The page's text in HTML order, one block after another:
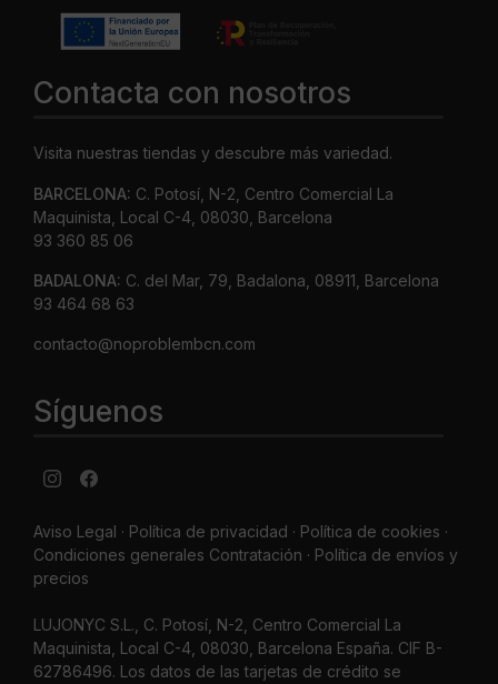
Contacta con nosotros
Visita nuestras tiendas y descubre más variedad.
BARCELONA: C. Potosí, N-2, Centro Comercial La
Maquinista, Local C-4, 08030, Barcelona
93 360 85 06
BADALONA: C. del Mar, 79, Badalona, 08911, Barcelona
93 464 68 63
contacto@noproblembcn.com
Síguenos
Aviso Legal · Política de privacidad · Política de cookies ·
Condiciones generales Contratación · Política de envíos y
precios
LUJONYC S.L., C. Potosí, N-2, Centro Comercial La
Maquinista, Local C-4, 08030, Barcelona España. CIF B-
62786496. Los datos de las tarjetas de crédito se